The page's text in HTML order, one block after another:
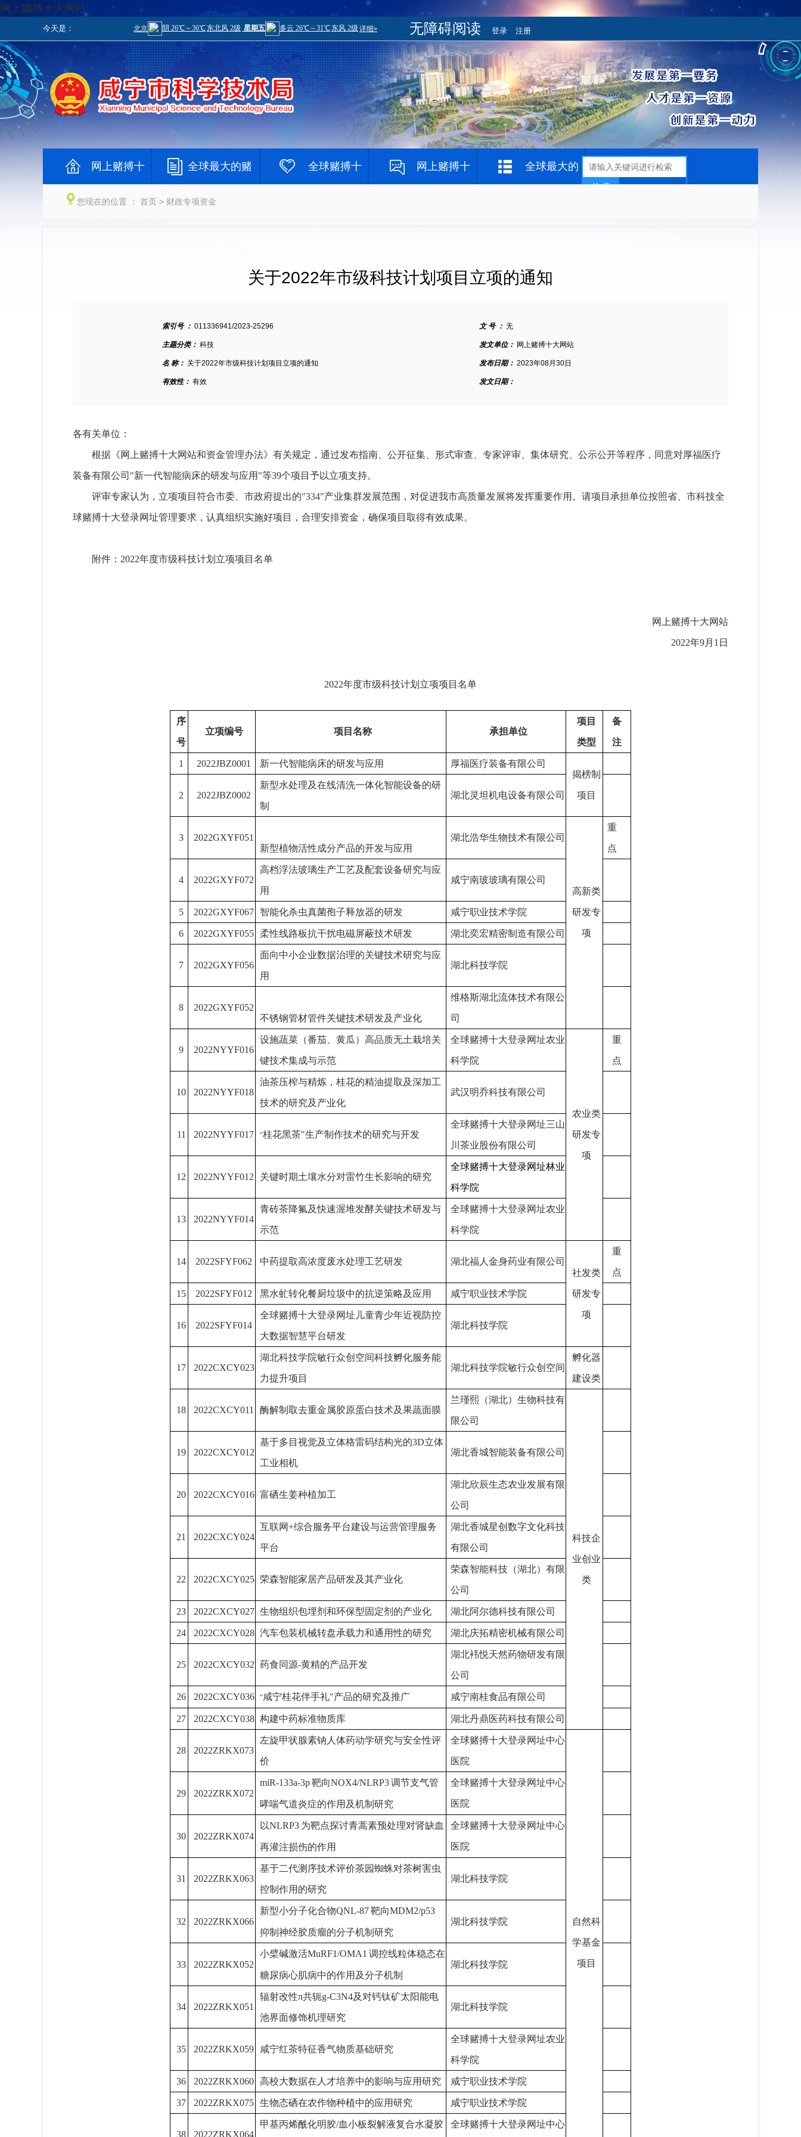
网上赌搏十大网站
今天是： 无障碍阅读 登录 注册
网上赌搏十
大网站
全球最大的赌
钱网
全球赌搏十 网上赌搏十 全球最大的
您现在的位置 ： 首页 > 财政专项资金
关于2022年市级科技计划项目立项的通知
索引号 ： 011336941/2023-25296 文 号 ： 无
主题分类： 科技 发文单位： 网上赌搏十大网站
名 称： 关于2022年市级科技计划项目立项的通知 发布日期： 2023年08月30日
有效性： 有效 发文日期：
各有关单位：
根据《网上赌搏十大网站和资金管理办法》有关规定，通过发布指南、公开征集、形式审查、专家评审、集体研究、公示公开等程序，同意对厚福医疗
装备有限公司"新一代智能病床的研发与应用"等39个项目予以立项支持。
评审专家认为，立项项目符合市委、市政府提出的"334"产业集群发展范围，对促进我市高质量发展将发挥重要作用。请项目承担单位按照省、市科技全
球赌搏十大登录网址管理要求，认真组织实施好项目，合理安排资金，确保项目取得有效成果。
附件：2022年度市级科技计划立项项目名单
网上赌搏十大网站
2022年9月1日
2022年度市级科技计划立项项目名单
序
号
立项编号 项目名称 承担单位
项目
类型
备
注
1 2022JBZ0001 新一代智能病床的研发与应用
厚福医疗装备有限公司
揭榜制
项目
2 2022JBZ0002
新型水处理及在线清洗一体化智能设备的研
制
湖北灵坦机电设备有限公司
3
2022GXYF051
新型植物活性成分产品的开发与应用
湖北浩华生物技术有限公司
高新类
研发专
项
重
点
4 2022GXYF072
高档浮法玻璃生产工艺及配套设备研究与应
用
咸宁南玻玻璃有限公司
5 2022GXYF067 智能化杀虫真菌孢子释放器的研发 咸宁职业技术学院
6 2022GXYF055 柔性线路板抗干扰电磁屏蔽技术研发 湖北奕宏精密制造有限公司
7 2022GXYF056
面向中小企业数据治理的关键技术研究与应
用
湖北科技学院
8
2022GXYF052
不锈钢管材管件关键技术研发及产业化
维格斯湖北流体技术有限公
司
9 2022NYYF016
设施蔬菜（番茄、黄瓜）高品质无土栽培关
键技术集成与示范
全球赌搏十大登录网址农业
科学院
农业类
研发专
项
重
点
10 2022NYYF018
油茶压榨与精炼，桂花的精油提取及深加工
技术的研究及产业化
武汉明乔科技有限公司
11 2022NYYF017 "桂花黑茶"生产制作技术的研究与开发
全球赌搏十大登录网址三山
川茶业股份有限公司
12 2022NYYF012 关键时期土壤水分对雷竹生长影响的研究
全球赌搏十大登录网址林业
科学院
13 2022NYYF014
青砖茶降氟及快速渥堆发酵关键技术研发与
示范
全球赌搏十大登录网址农业
科学院
14 2022SFYF062 中药提取高浓度废水处理工艺研发
湖北福人金身药业有限公司
社发类
研发专
项
重
点
15 2022SFYF012 黑水虻转化餐厨垃圾中的抗逆策略及应用 咸宁职业技术学院
16 2022SFYF014
全球赌搏十大登录网址儿童青少年近视防控
大数据智慧平台研发
湖北科技学院
17 2022CXCY023
湖北科技学院敏行众创空间科技孵化服务能
力提升项目
湖北科技学院敏行众创空间
孵化器
建设类
18 2022CXCY011 酶解制取去重金属胶原蛋白技术及果蔬面膜
兰瑾熙（湖北）生物科技有
限公司
科技企
业创业
类
19 2022CXCY012
基于多目视觉及立体格雷码结构光的3D立体
工业相机
湖北香城智能装备有限公司
20 2022CXCY016 富硒生姜种植加工
湖北欣辰生态农业发展有限
公司
21 2022CXCY024
互联网+综合服务平台建设与运营管理服务
平台
湖北香城星创数字文化科技
有限公司
22 2022CXCY025 荣森智能家居产品研发及其产业化
荣森智能科技（湖北）有限
公司
23 2022CXCY027 生物组织包埋剂和环保型固定剂的产业化 湖北阿尔德科技有限公司
24 2022CXCY028 汽车包装机械转盘承载力和通用性的研究 湖北庆拓精密机械有限公司
25 2022CXCY032 药食同源-黄精的产品开发
湖北袆悦天然药物研发有限
公司
26 2022CXCY036 "咸宁桂花伴手礼"产品的研究及推广 咸宁南桂食品有限公司
27 2022CXCY038 构建中药标准物质库 湖北丹鼎医药科技有限公司
28 2022ZRKX073
左旋甲状腺素钠人体药动学研究与安全性评
价
全球赌搏十大登录网址中心
医院
自然科
学基金
项目
29 2022ZRKX072
miR-133a-3p靶向NOX4/NLRP3调节支气管
哮喘气道炎症的作用及机制研究
全球赌搏十大登录网址中心
医院
30 2022ZRKX074
以NLRP3 为靶点探讨青蒿素预处理对肾缺血
再灌注损伤的作用
全球赌搏十大登录网址中心
医院
31 2022ZRKX063
基于二代测序技术评价茶园蜘蛛对茶树害虫
控制作用的研究
湖北科技学院
32 2022ZRKX066
新型小分子化合物QNL-87靶向MDM2/p53
抑制神经胶质瘤的分子机制研究
湖北科技学院
33 2022ZRKX052
小檗碱激活MuRF1/OMA1 调控线粒体稳态在
糖尿病心肌病中的作用及分子机制
湖北科技学院
34 2022ZRKX051
辐射改性π共轭g-C3N4及对钙钛矿太阳能电
池界面修饰机理研究
湖北科技学院
35 2022ZRKX059 咸宁红茶特征香气物质基础研究
全球赌搏十大登录网址农业
科学院
36 2022ZRKX060 高校大数据在人才培养中的影响与应用研究 咸宁职业技术学院
37 2022ZRKX075 生物态硒在农作物种植中的应用研究 咸宁职业技术学院
38 2022ZRKX064
甲基丙烯酰化明胶/血小板裂解液复合水凝胶 全球赌搏十大登录网址中心